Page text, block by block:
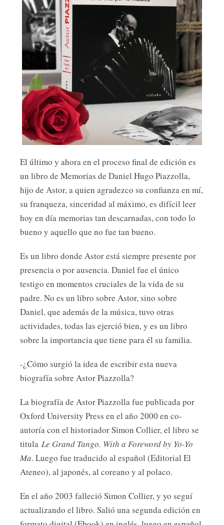
El último y ahora en el proceso final de edición es
un libro de Memorias de Daniel Hugo Piazzolla,
hijo de Astor, a quien agradezco su confianza en mí,
su franqueza, sinceridad al máximo, es difícil leer
hoy en día memorias tan descarnadas, con todo lo
bueno y aquello que no fue tan bueno.
Es un libro donde Astor está siempre presente por
presencia o por ausencia. Daniel fue el único
testigo en momentos cruciales de la vida de su
padre. No es un libro sobre Astor, sino sobre
Daniel, que además de la música, tuvo otras
actividades, todas las ejerció bien, y es un libro
sobre la importancia que tiene para él su familia.
-¿Cómo surgió la idea de escribir esta nueva
biografía sobre Astor Piazzolla?
La biografía de Astor Piazzolla fue publicada por
Oxford University Press en el año 2000 en co-
autoría con el historiador Simon Collier, el libro se
titula Le Grand Tango. With a Foreword by Yo-Yo
Ma. Luego fue traducido al español (Editorial El
Ateneo), al japonés, al coreano y al polaco.
En el año 2003 falleció Simon Collier, y yo seguí
actualizando el libro. Salió una segunda edición en